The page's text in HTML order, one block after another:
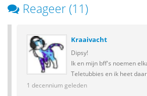
Reageer (11)
Kraaivacht
Dipsy!
Ik en mijn bff's noemen
Teletubbies en ik heet
1 decennium geleden